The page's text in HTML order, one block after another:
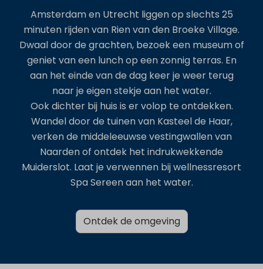
Amsterdam en Utrecht liggen op slechts 25
minuten rijden van Rien van den Broeke Village.
Dwaal door de grachten, bezoek een museum of
geniet van een lunch op een zonnig terras. En
aan het einde van de dag keer je weer terug
naar je eigen stekje aan het water.
Ook dichter bij huis is er volop te ontdekken.
Wandel door de tuinen van Kasteel de Haar,
verken de middeleeuwse vestingwallen van
Naarden of ontdek het indrukwekkende
Muiderslot. Laat je verwennen bij wellnessresort
Spa Sereen aan het water.
Ontdek de omgeving